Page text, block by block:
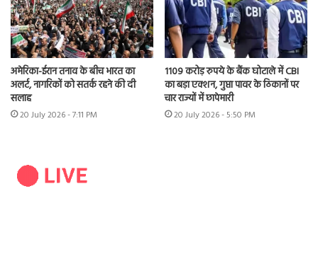
अमेरिका-ईरान तनाव के बीच भारत का
अलर्ट, नागरिकों को सतर्क रहने की दी
सलाह
20 July 2026 - 7:11 PM
1109 करोड़ रुपये के बैंक घोटाले में CBI
का बड़ा एक्शन, गुप्ता पावर के ठिकानों पर
चार राज्यों में छापेमारी
20 July 2026 - 5:50 PM